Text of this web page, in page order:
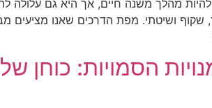
מהלך משנה חיים, אך היא גם עלולה
שקוף ושיטתי. מפת הדרכים שאנו מציעים
הסמויות: כוחן